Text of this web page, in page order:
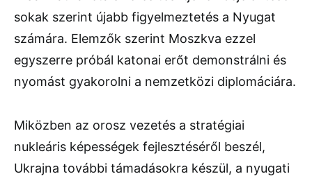
sokak szerint újabb figyelmeztetés a Nyugat
számára. Elemzők szerint Moszkva ezzel
egyszerre próbál katonai erőt demonstrálni és
nyomást gyakorolni a nemzetközi diplomáciára.
Miközben az orosz vezetés a stratégiai
nukleáris képességek fejlesztéséről beszél,
Ukrajna további támadásokra készül, a nyugati